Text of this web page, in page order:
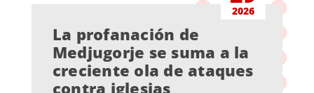
2026
La profanación de
Medjugorje se suma a la
creciente ola de ataques
contra iglesias